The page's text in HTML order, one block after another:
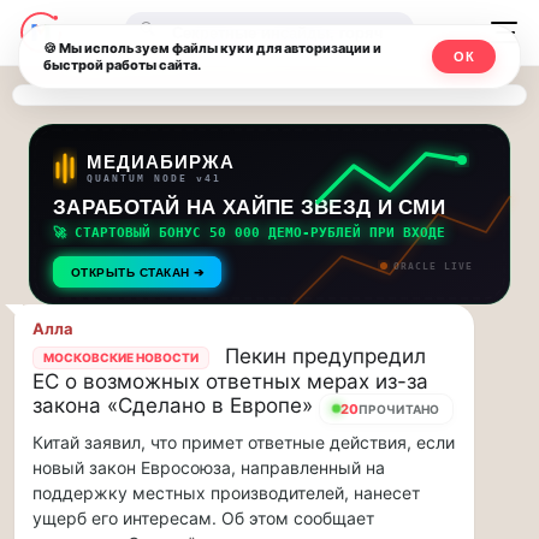
Последние
новости
и
обновления
потока:
Друзья,
приглашаем
на
музыкальную
прогулку
по
Москве
Чайковского!…
Друзья,
приглашаем
на
музыкальную
Москвичи.net
—
Главный
столичный
чат-
мессенджер,
новости
и
инсайды
Москвы
🔍
МЕДИАБИРЖА
QUANTUM NODE v41
ЗАРАБОТАЙ НА ХАЙПЕ ЗВЕЗД И СМИ
🚀 СТАРТОВЫЙ БОНУС 50 000 ДЕМО-РУБЛЕЙ ПРИ ВХОДЕ
ОТКРЫТЬ СТАКАН ➔ ORACLE LIVE
Алла
МОСКОВСКИЕ НОВОСТИ
Пекин предупредил
ЕС о возможных ответных мерах из-за
закона «Сделано в Европе»
20ПРОЧИТАНО
Китай заявил, что примет ответные действия, если
новый закон Евросоюза, направленный на
поддержку местных производителей, нанесет
ущерб его интересам. Об этом сообщает
🍪 Мы используем файлы куки для авторизации и
быстрой работы сайта.
ОК